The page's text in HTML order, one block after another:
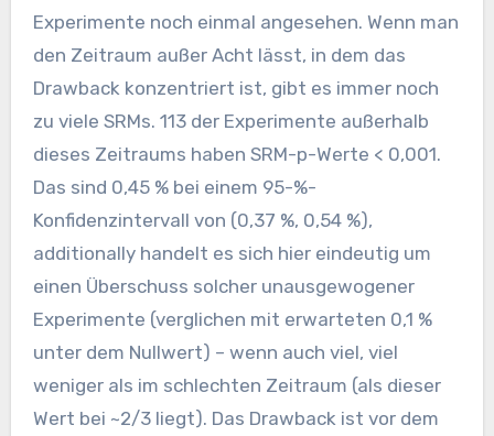
Experimente noch einmal angesehen. Wenn man
den Zeitraum außer Acht lässt, in dem das
Drawback konzentriert ist, gibt es immer noch
zu viele SRMs. 113 der Experimente außerhalb
dieses Zeitraums haben SRM-p-Werte < 0,001.
Das sind 0,45 % bei einem 95-%-
Konfidenzintervall von (0,37 %, 0,54 %),
additionally handelt es sich hier eindeutig um
einen Überschuss solcher unausgewogener
Experimente (verglichen mit erwarteten 0,1 %
unter dem Nullwert) – wenn auch viel, viel
weniger als im schlechten Zeitraum (als dieser
Wert bei ~2/3 liegt). Das Drawback ist vor dem